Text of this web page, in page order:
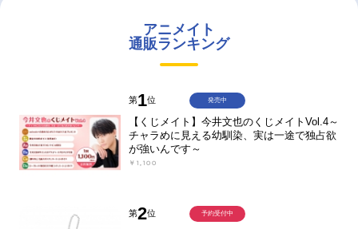
アニメイト
通販ランキング
第1位
【くじメイト】今井文也のくじメイトVol.4～
チャラめに見える幼馴染、実は一途で独占欲
が強いんです～
￥1,100
発売中
第2位 予約受付中